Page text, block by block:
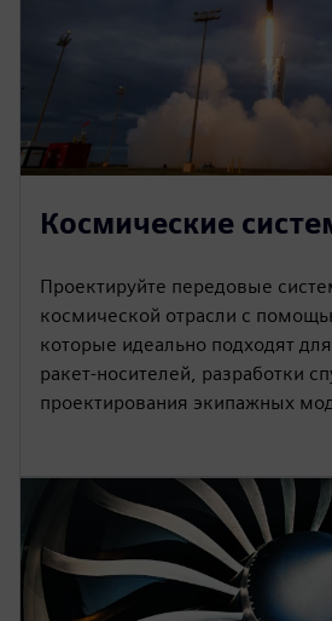
Космические
Проектируйте передовые
космической отрасли с
которые идеально подходят
ракет-носителей, разработки
проектирования экипажных